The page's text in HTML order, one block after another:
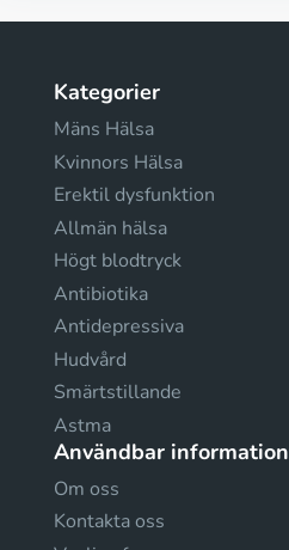
Kategorier
Mäns Hälsa
Kvinnors Hälsa
Erektil dysfunktion
Allmän hälsa
Högt blodtryck
Antibiotika
Antidepressiva
Hudvård
Smärtstillande
Astma
Användbar information
Om oss
Kontakta oss